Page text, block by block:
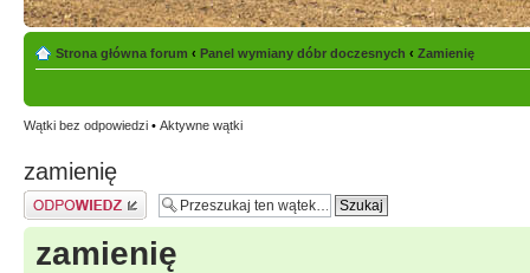
Strona główna forum ‹ Panel wymiany dóbr doczesnych ‹ Zamienię
Wątki bez odpowiedzi • Aktywne wątki
zamienię
Odpowiedz
zamienię